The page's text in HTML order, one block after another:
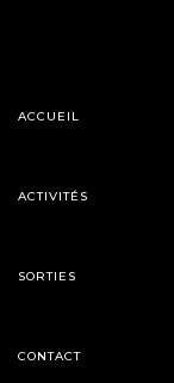
ACCUEIL
ACTIVITÉS
SORTIES
CONTACT